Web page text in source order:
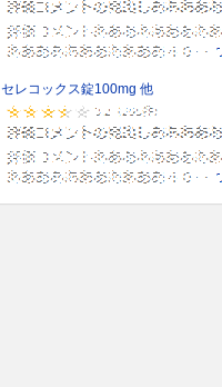
セレコックス錠100mg 他